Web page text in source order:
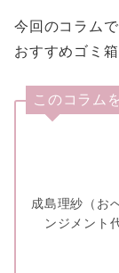
今回のコラム
おすすめゴミ
このコラム
成島理紗（お
ンジメント